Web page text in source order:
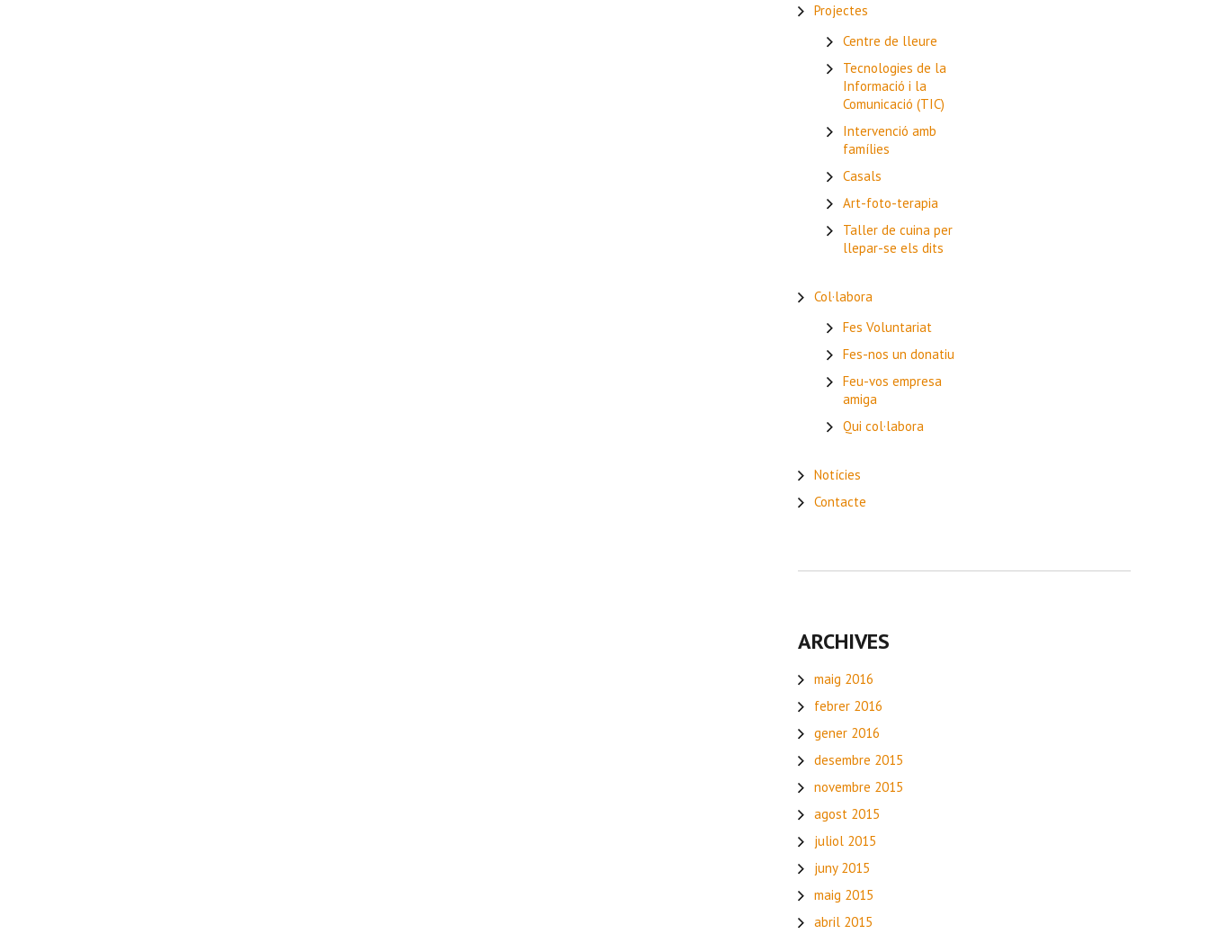
Projectes
Centre de lleure
Tecnologies de la
Informació i la
Comunicació (TIC)
Intervenció amb
famílies
Casals
Art-foto-terapia
Taller de cuina per
llepar-se els dits
Col·labora
Fes Voluntariat
Fes-nos un donatiu
Feu-vos empresa
amiga
Qui col·labora
Notícies
Contacte
ARCHIVES
maig 2016
febrer 2016
gener 2016
desembre 2015
novembre 2015
agost 2015
juliol 2015
juny 2015
maig 2015
abril 2015